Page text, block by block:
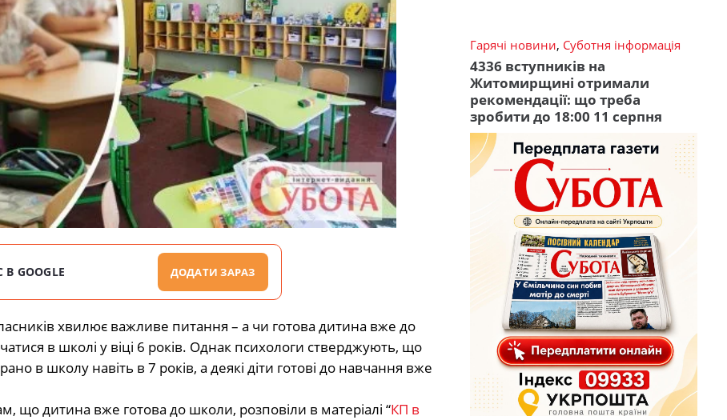
GOOGLE ДОДАТИ ЗАРАЗ
хвилює важливе питання – а чи готова дитина вже до
в школі у віці 6 років. Однак психологи стверджують, що
в школу навіть в 7 років, а деякі діти готові до навчання вже
що дитина вже готова до школи, розповіли в матеріалі “КП в
Гарячі новини, Суботня інформація
4336 вступників на
Житомирщині отримали
рекомендації: що треба
зробити до 18:00 11 серпня